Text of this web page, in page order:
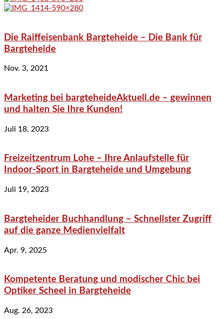
Die Raiffeisenbank Bargteheide – Die Bank für
Bargteheide
Nov. 3, 2021
Marketing bei bargteheideAktuell.de – gewinnen
und halten Sie Ihre Kunden!
Juli 18, 2023
Freizeitzentrum Lohe – Ihre Anlaufstelle für
Indoor-Sport in Bargteheide und Umgebung
Juli 19, 2023
Bargteheider Buchhandlung – Schnellster Zugriff
auf die ganze Medienvielfalt
Apr. 9, 2025
Kompetente Beratung und modischer Chic bei
Optiker Scheel in Bargteheide
Aug. 26, 2023